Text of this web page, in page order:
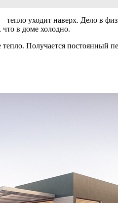
уходит наверх. Дело в
что в доме холодно.
Получается постоянный